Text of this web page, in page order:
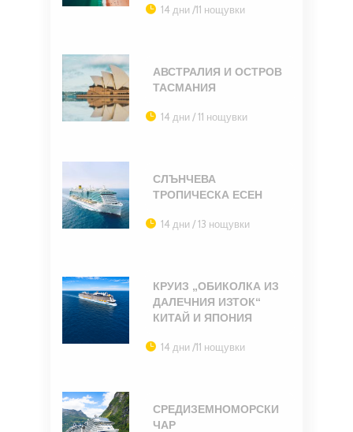
14 дни /11 нощувки
АВСТРАЛИЯ И ОСТРОВ
ТАСМАНИЯ
14 дни / 11 нощувки
СЛЪНЧЕВА
ТРОПИЧЕСКА ЕСЕН
14 дни / 13 нощувки
КРУИЗ „ОБИКОЛКА ИЗ
ДАЛЕЧНИЯ ИЗТОК“
КИТАЙ И ЯПОНИЯ
14 дни /11 нощувки
СРЕДИЗЕМНОМОРСКИ
ЧАР